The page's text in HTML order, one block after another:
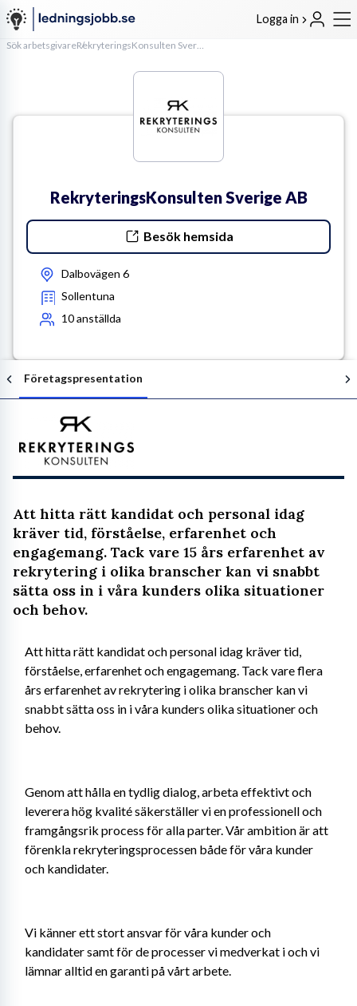
Logga in
Sök arbetsgivare RekryteringsKonsulten Sverige AB
RekryteringsKonsulten Sverige AB
Besök hemsida
Dalbovägen 6
Sollentuna
10anställda
Företagspresentation
Att hitta rätt kandidat och personal idag
kräver tid, förståelse, erfarenhet och
engagemang. Tack vare 15 års erfarenhet av
rekrytering i olika branscher kan vi snabbt
sätta oss in i våra kunders olika situationer
och behov.
Att hitta rätt kandidat och personal idag kräver tid,
förståelse, erfarenhet och engagemang. Tack vare flera
års erfarenhet av rekrytering i olika branscher kan vi
snabbt sätta oss in i våra kunders olika situationer och
behov.
Genom att hålla en tydlig dialog, arbeta effektivt och
leverera hög kvalité säkerställer vi en professionell och
framgångsrik process för alla parter. Vår ambition är att
förenkla rekryteringsprocessen både för våra kunder
och kandidater.
Vi känner ett stort ansvar för våra kunder och
kandidater samt för de processer vi medverkat i och vi
lämnar alltid en garanti på vårt arbete.